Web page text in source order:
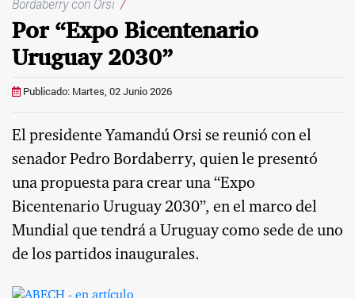
Bordaberry con Orsi /
Por “Expo Bicentenario
Uruguay 2030”
Publicado: Martes, 02 Junio 2026
El presidente Yamandú Orsi se reunió con el
senador Pedro Bordaberry, quien le presentó
una propuesta para crear una “Expo
Bicentenario Uruguay 2030”, en el marco del
Mundial que tendrá a Uruguay como sede de uno
de los partidos inaugurales.